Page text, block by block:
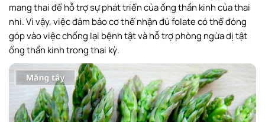
mang thai để hỗ trợ sự phát triển của ống thần kinh của thai
nhi. Vì vậy, việc đảm bảo cơ thể nhận đủ folate có thể đóng
góp vào việc chống lại bệnh tật và hỗ trợ phòng ngừa dị tật
ống thần kinh trong thai kỳ.